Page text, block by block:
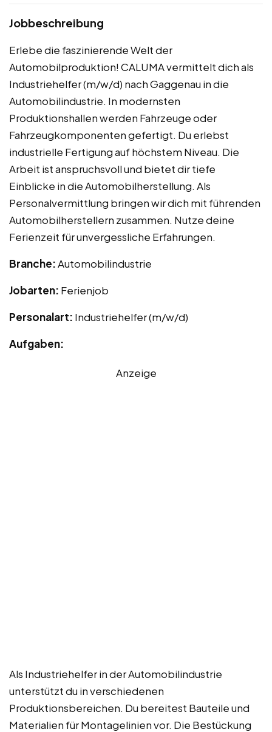
Jobbeschreibung
Erlebe die faszinierende Welt der
Automobilproduktion! CALUMA vermittelt dich als
Industriehelfer (m/w/d) nach Gaggenau in die
Automobilindustrie. In modernsten
Produktionshallen werden Fahrzeuge oder
Fahrzeugkomponenten gefertigt. Du erlebst
industrielle Fertigung auf höchstem Niveau. Die
Arbeit ist anspruchsvoll und bietet dir tiefe
Einblicke in die Automobilherstellung. Als
Personalvermittlung bringen wir dich mit führenden
Automobilherstellern zusammen. Nutze deine
Ferienzeit für unvergessliche Erfahrungen.
Branche:Automobilindustrie
Jobarten: Ferienjob
Personalart: Industriehelfer (m/w/d)
Aufgaben:
Anzeige
Als Industriehelfer in der Automobilindustrie
unterstützt du in verschiedenen
Produktionsbereichen. Du bereitest Bauteile und
Materialien für Montagelinien vor. Die Bestückung